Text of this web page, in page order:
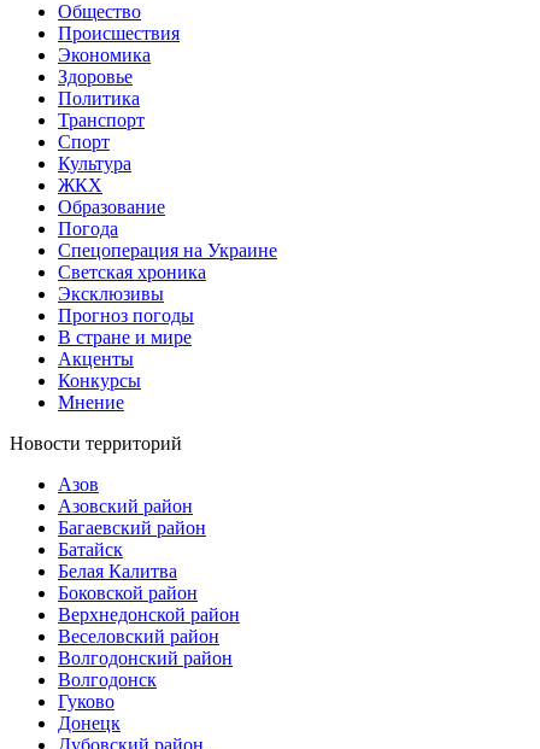
Общество
Происшествия
Экономика
Здоровье
Политика
Транспорт
Спорт
Культура
ЖКХ
Образование
Погода
Спецоперация на Украине
Светская хроника
Эксклюзивы
Прогноз погоды
В стране и мире
Акценты
Конкурсы
Мнение
Новости территорий
Азов
Азовский район
Багаевский район
Батайск
Белая Калитва
Боковской район
Верхнедонской район
Веселовский район
Волгодонский район
Волгодонск
Гуково
Донецк
Дубовский район